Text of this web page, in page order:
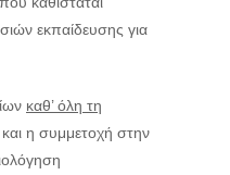
εκπαίδευσης για
καθ’ όλη τη
και η συμμετοχή στην